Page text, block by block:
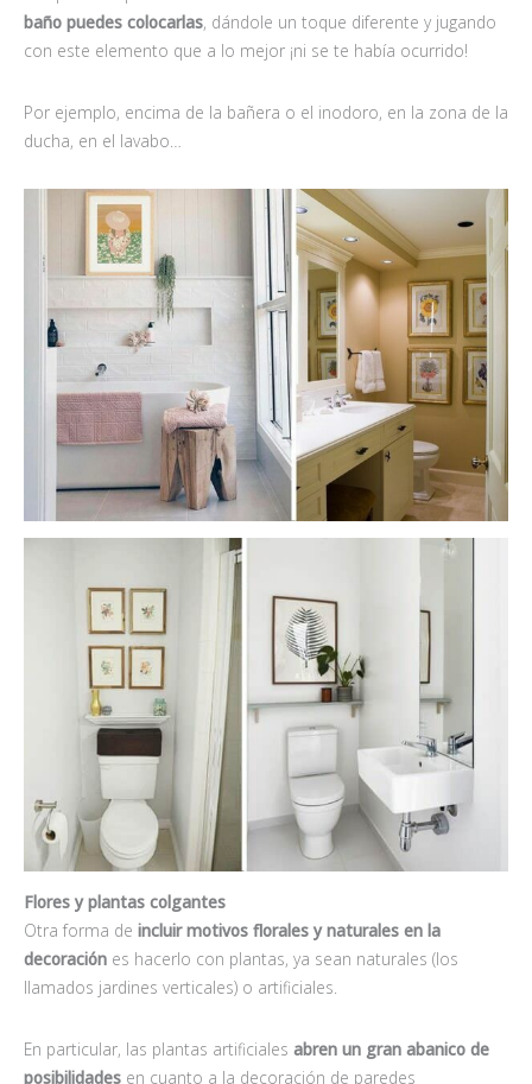
baño puedes colocarlas, dándole un toque diferente y jugando
con este elemento que a lo mejor ¡ni se te había ocurrido!
Por ejemplo, encima de la bañera o el inodoro, en la zona de la
ducha, en el lavabo…
Flores y plantas colgantes
Otra forma de incluir motivos florales y naturales en la
decoración es hacerlo con plantas, ya sean naturales (los
llamados jardines verticales) o artificiales.
En particular, las plantas artificiales abren un gran abanico de
posibilidades en cuanto a la decoración de paredes